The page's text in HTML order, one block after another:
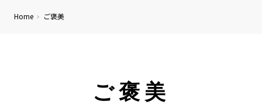
Home ご褒美
ご褒美